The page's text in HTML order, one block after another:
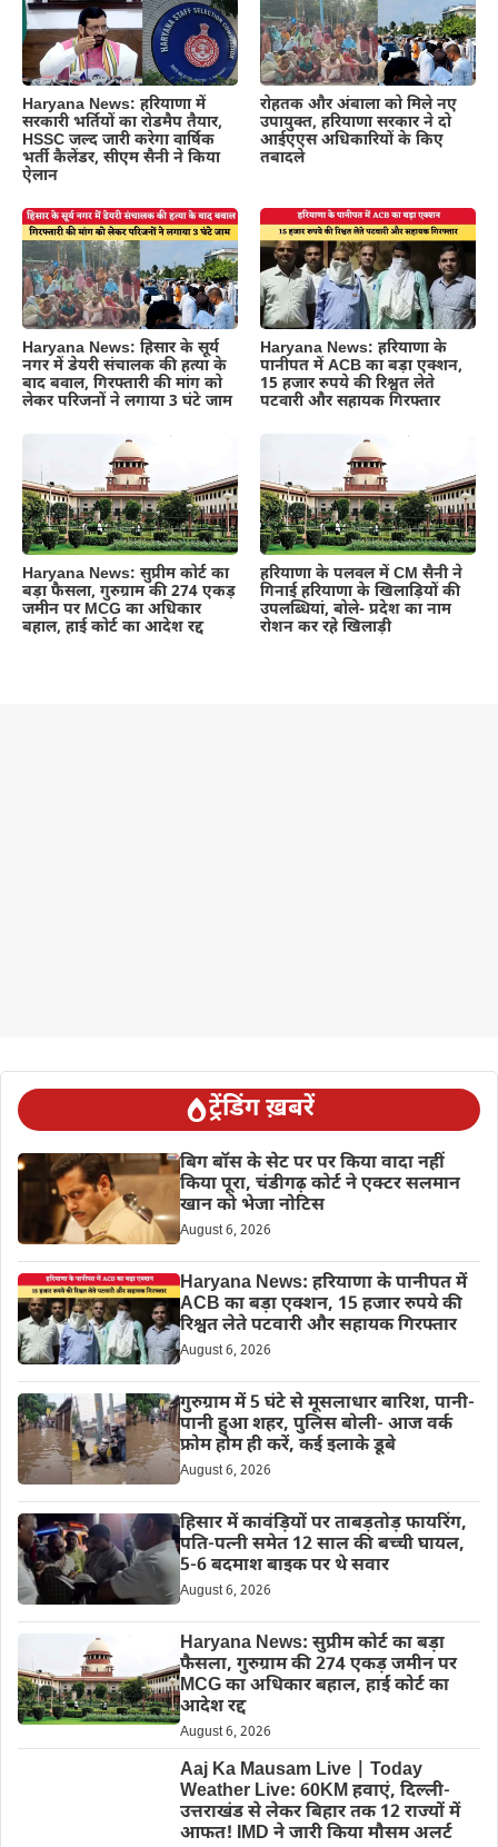
Haryana News: हरियाणा में
सरकारी भर्तियों का रोडमैप तैयार,
HSSC जल्द जारी करेगा वार्षिक
भर्ती कैलेंडर, सीएम सैनी ने किया
ऐलान
रोहतक और अंबाला को मिले नए
उपायुक्त, हरियाणा सरकार ने दो
आईएएस अधिकारियों के किए
तबादले
Haryana News: हिसार के सूर्य
नगर में डेयरी संचालक की हत्या के
बाद बवाल, गिरफ्तारी की मांग को
लेकर परिजनों ने लगाया 3 घंटे जाम
Haryana News: हरियाणा के
पानीपत में ACB का बड़ा एक्शन,
15 हजार रुपये की रिश्वत लेते
पटवारी और सहायक गिरफ्तार
Haryana News: सुप्रीम कोर्ट का
बड़ा फैसला, गुरुग्राम की 274 एकड़
जमीन पर MCG का अधिकार
बहाल, हाई कोर्ट का आदेश रद्द
हरियाणा के पलवल में CM सैनी ने
गिनाई हरियाणा के खिलाड़ियों की
उपलब्धियां, बोले- प्रदेश का नाम
रोशन कर रहे खिलाड़ी
ट्रेंडिंग ख़बरें
बिग बॉस के सेट पर पर किया वादा नहीं
किया पूरा, चंडीगढ़ कोर्ट ने एक्टर सलमान
खान को भेजा नोटिस
August 6, 2026
Haryana News: हरियाणा के पानीपत में
ACB का बड़ा एक्शन, 15 हजार रुपये की
रिश्वत लेते पटवारी और सहायक गिरफ्तार
August 6, 2026
गुरुग्राम में 5 घंटे से मूसलाधार बारिश, पानी-
पानी हुआ शहर, पुलिस बोली- आज वर्क
फ्रोम होम ही करें, कई इलाके डूबे
August 6, 2026
हिसार में कावंड़ियों पर ताबड़तोड़ फायरिंग,
पति-पत्नी समेत 12 साल की बच्ची घायल,
5-6 बदमाश बाइक पर थे सवार
August 6, 2026
Haryana News: सुप्रीम कोर्ट का बड़ा
फैसला, गुरुग्राम की 274 एकड़ जमीन पर
MCG का अधिकार बहाल, हाई कोर्ट का
आदेश रद्द
August 6, 2026
Aaj Ka Mausam Live | Today
Weather Live: 60KM हवाएं, दिल्ली-
उत्तराखंड से लेकर बिहार तक 12 राज्यों में
आफत! IMD ने जारी किया मौसम अलर्ट